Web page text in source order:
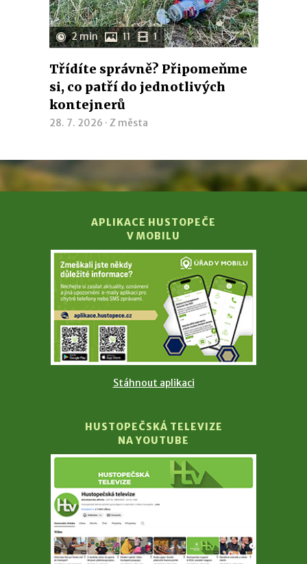
2 min 11 1
Třídíte správně? Připomeňme
si, co patří do jednotlivých
kontejnerů
28. 7. 2026 · Z města
APLIKACE HUSTOPEČE
V MOBILU
Stáhnout aplikaci
HUSTOPEČSKÁ TELEVIZE
NA YOUTUBE